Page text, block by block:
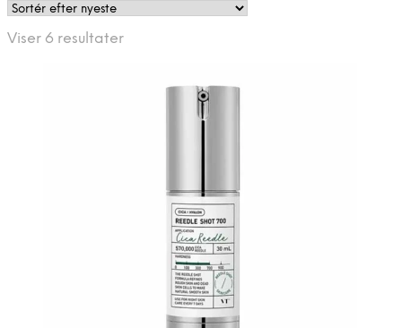
Viser 6 resultaterSorteret